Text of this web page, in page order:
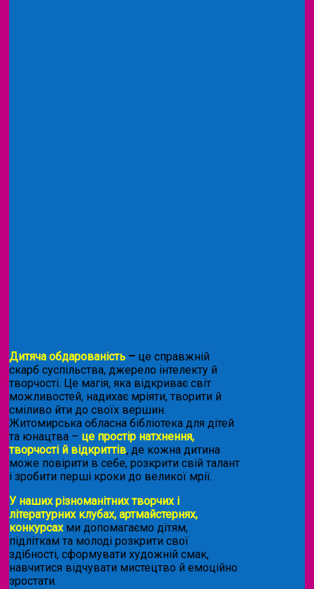
Дитяча обдарованість – це справжній
скарб суспільства, джерело інтелекту й
творчості. Це магія, яка відкриває світ
можливостей, надихає мріяти, творити й
сміливо йти до своїх вершин.
Житомирська обласна бібліотека для дітей
та юнацтва – це простір натхнення,
творчості й відкриттів, де кожна дитина
може повірити в себе, розкрити свій талант
і зробити перші кроки до великої мрії.
У наших різноманітних творчих і
літературних клубах, артмайстернях,
конкурсахми допомагаємо дітям,
підліткам та молоді розкрити свої
здібності, сформувати художній смак,
навчитися відчувати мистецтво й емоційно
зростати.